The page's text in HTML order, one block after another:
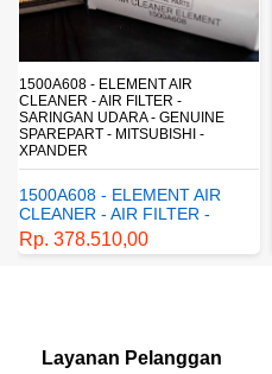
4013A330 - ARM ASSY FR SUSP
LWR RH - KAMPAK DEPAN BAWAH
KANAN - GENUINE SPAREPART -
MITSUBISHI - XPANDER
SUSP LWR RH - KAMPAK
DEPAN BAWAH KANAN -
GENUINE SPAREPART -
MITSUBISHI - XPANDER
Rp. 2.941.500,00
Layanan Pelanggan